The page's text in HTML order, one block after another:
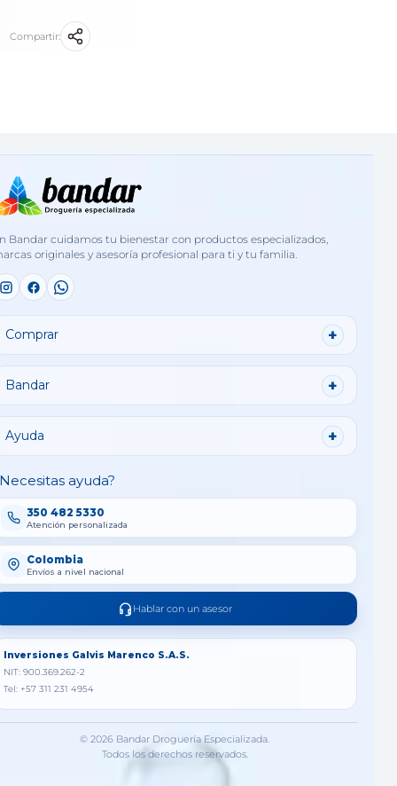
Compartir:
Bandar cuidamos tu bienestar con productos especializados,
originales y asesoría profesional para ti y tu familia.
Comprar
Bandar
Ayuda
ayuda?
350 482 5330
Atención personalizada
Colombia
Envíos a nivel nacional
Hablar con un asesor
Inversiones Galvis Marenco S.A.S.
NIT: 900.369.262-2
Tel: +57 311 231 4954
© 2026 Bandar Droguería Especializada.
Todos los derechos reservados.